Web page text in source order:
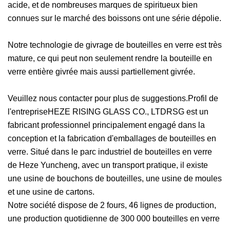
acide, et de nombreuses marques de spiritueux bien
connues sur le marché des boissons ont une série dépolie.
Notre technologie de givrage de bouteilles en verre est très
mature, ce qui peut non seulement rendre la bouteille en
verre entière givrée mais aussi partiellement givrée.
Veuillez nous contacter pour plus de suggestions.Profil de
l'entrepriseHEZE RISING GLASS CO., LTDRSG est un
fabricant professionnel principalement engagé dans la
conception et la fabrication d'emballages de bouteilles en
verre. Situé dans le parc industriel de bouteilles en verre
de Heze Yuncheng, avec un transport pratique, il existe
une usine de bouchons de bouteilles, une usine de moules
et une usine de cartons.
Notre société dispose de 2 fours, 46 lignes de production,
une production quotidienne de 300 000 bouteilles en verre